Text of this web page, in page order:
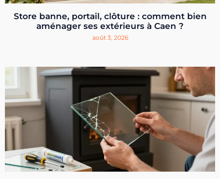
Store banne, portail, clôture : comment bien
aménager ses extérieurs à Caen ?
août 3, 2026